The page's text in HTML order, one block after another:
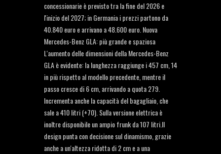
concessionarie è previsto tra la fine del 2026 e
l'inizio del 2027; in Germania i prezzi partono da
40.840 euro e arrivano a 48.600 euro. Nuova
Mercedes-Benz GLA: più grande e spaziosa
L'aumento delle dimensioni della Mercedes-Benz
GLA è evidente: la lunghezza raggiunge i 457 cm, 14
in più rispetto al modello precedente, mentre il
passo cresce di 6 cm, arrivando a quota 279.
Incrementa anche la capacità del bagagliaio, che
sale a 410 litri (+70). Sulla versione elettrica è
inoltre disponibile un ampio frunk da 107 litri.Il
design punta con decisione sul dinamismo, grazie
anche a un'altezza ridotta di 2 cm e a una